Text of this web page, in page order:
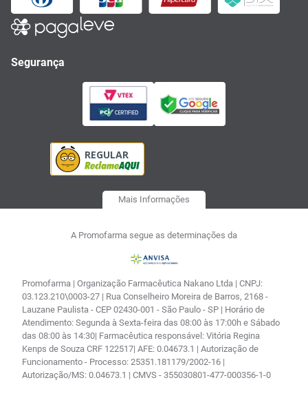
Segurança
Mais Informações
A Promofarma segue as determinações da
Promofarma | Organização Farmacêutica Nakano Ltda | CNPJ:
03.123.210\0003-27 | Rua Conselheiro Moreira de Barros, 2168 -
Lauzane Paulista - CEP 02430-001 - São Paulo - SP | Horário de
Atendimento: Segunda à Sexta-feira das 08:00 às 17:00h e Sábado
das 08:00 às 14:30| Farmacêutica responsável: Vitória Regina
Kenps de Souza CRF 122517| AFE: 0.04673.1 | Autorização de
Funcionamento - Processo: 25351.181179/2002-16 |
Autorização/MS: 0.04673.1 | CMVS - 355030801-477-000356-1-0